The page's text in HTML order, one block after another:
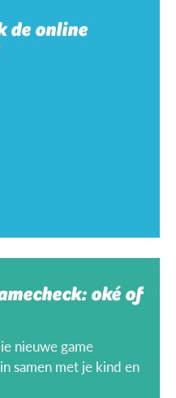
de online
oké of
nieuwe game
samen met je kind en